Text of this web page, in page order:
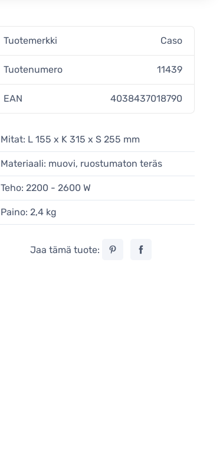
Tuotemerkki Caso
Tuotenumero 11439
EAN 4038437018790
Mitat: L 155 x K 315 x S 255 mm
Materiaali: muovi, ruostumaton teräs
Teho: 2200 - 2600 W
Paino: 2,4 kg
Jaa tämä tuote: